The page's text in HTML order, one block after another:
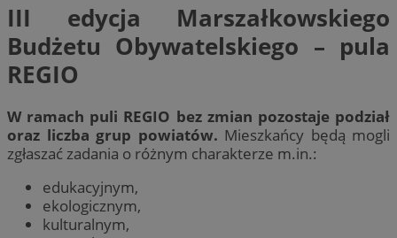
III edycja Marszałkowskiego
Budżetu Obywatelskiego – pula
REGIO
W ramach puli REGIO bez zmian pozostaje podział
oraz liczba grup powiatów. Mieszkańcy będą mogli
zgłaszać zadania o różnym charakterze m.in.:
edukacyjnym,
ekologicznym,
kulturalnym,